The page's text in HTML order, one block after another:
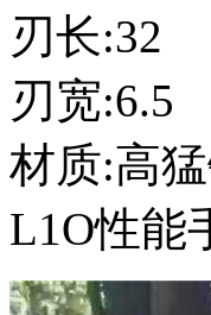
刃长:32
刃宽:6.5
材质:高
L1O性能